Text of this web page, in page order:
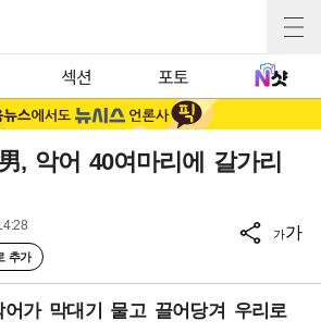
섹션 포토
, 악어 40여마리에 갈가리
추가
가가
가 막대기 물고 끌어당겨 우리로